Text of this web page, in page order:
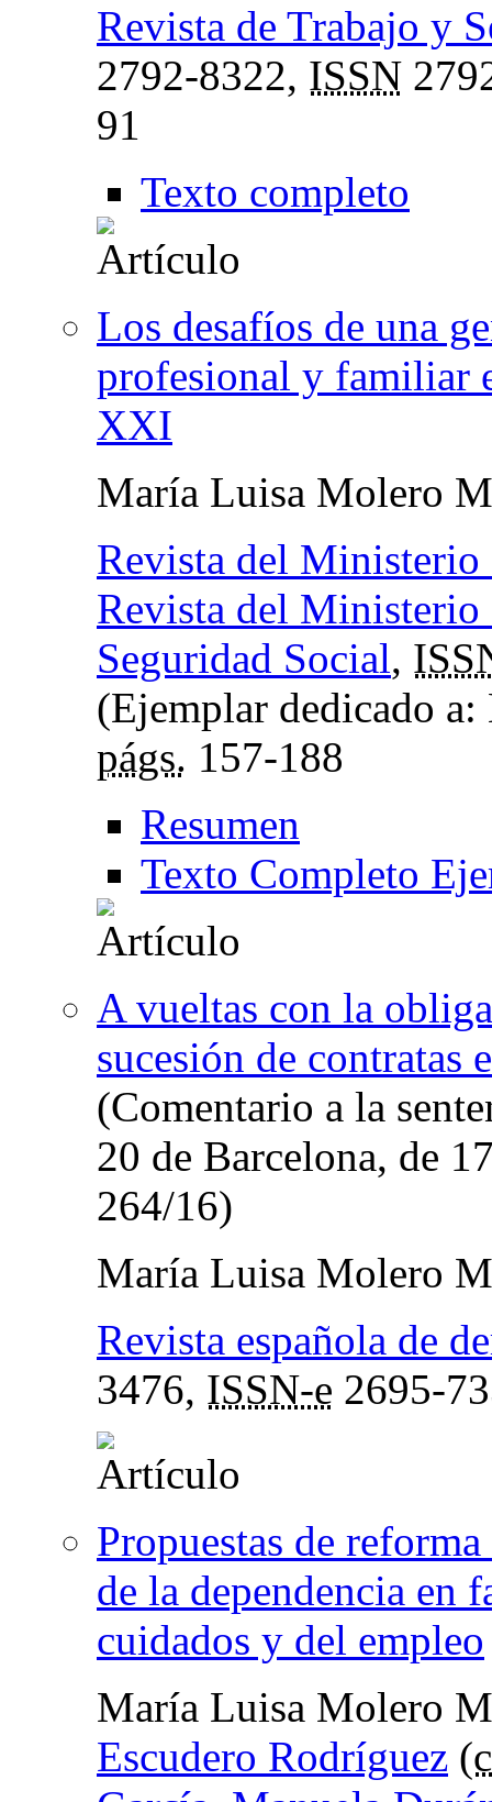
Revista de Trabajo y
2792-8322, ISSN
91
Texto completo
Los desafíos de una
profesional y familiar
XXI
María Luisa Molero
Revista del Ministerio
Revista del
Seguridad Social,
(Ejemplar dedicado
págs. 157-188
Resumen
Texto Completo
A vueltas con la
sucesión de contratas
(Comentario a la
20 de Barcelona, de
264/16)
María Luisa Molero
Revista española de
3476, ISSN-e 2695-
Propuestas de
de la dependencia en
cuidados y del empleo
María Luisa Molero
Escudero Rodríguez (